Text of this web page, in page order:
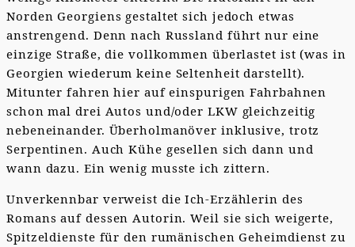
Norden Georgiens gestaltet sich jedoch etwas
anstrengend. Denn nach Russland führt nur eine
einzige Straße, die vollkommen überlastet ist (was in
Georgien wiederum keine Seltenheit darstellt).
Mitunter fahren hier auf einspurigen Fahrbahnen
schon mal drei Autos und/oder LKW gleichzeitig
nebeneinander. Überholmanöver inklusive, trotz
Serpentinen. Auch Kühe gesellen sich dann und
wann dazu. Ein wenig musste ich zittern.
Unverkennbar verweist die Ich-Erzählerin des
Romans auf dessen Autorin. Weil sie sich weigerte,
Spitzeldienste für den rumänischen Geheimdienst zu